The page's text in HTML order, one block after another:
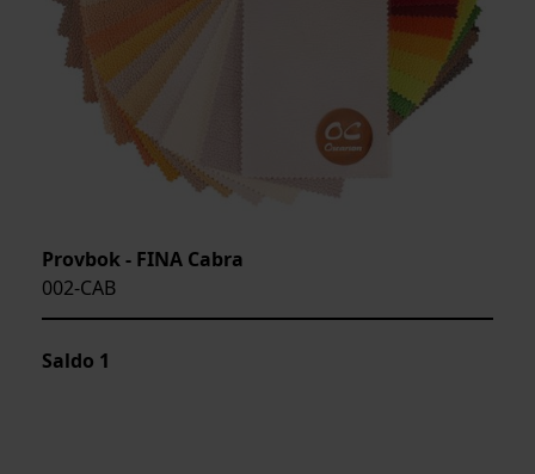
Provbok - FINA Cabra
002-CAB
Saldo 1